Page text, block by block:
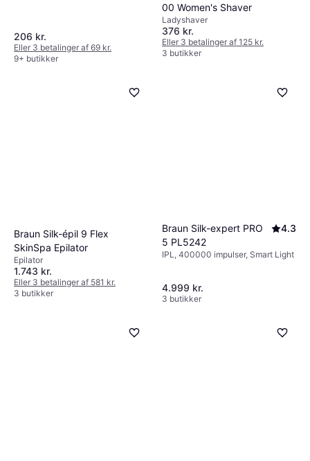
206 kr.
Eller 3 betalinger af 69 kr.
9+ butikker
00 Women's Shaver
Ladyshaver
376 kr.
Eller 3 betalinger af 125 kr.
3 butikker
Braun Silk-épil 9 Flex
SkinSpa Epilator
Epilator
1.743 kr.
Eller 3 betalinger af 581 kr.
3 butikker
Braun Silk-expert PRO
5 PL5242
4.3
IPL, 400000 impulser, Smart Light
4.999 kr.
3 butikker